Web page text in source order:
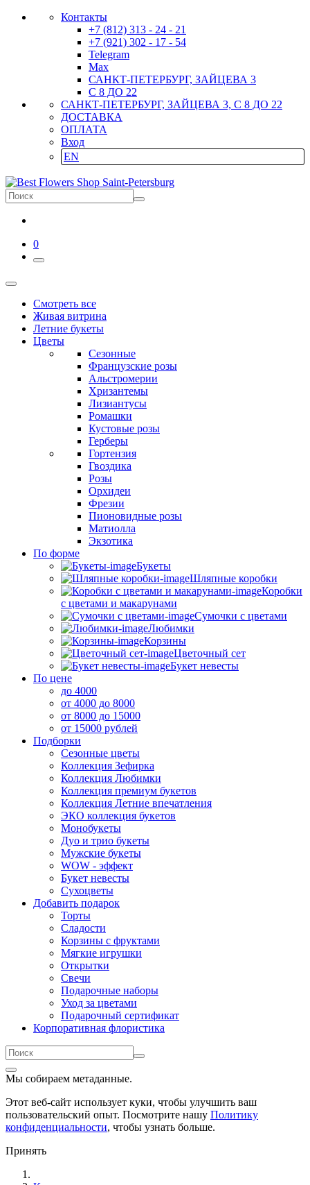
Контакты
+7 (812) 313 - 24 - 21
+7 (921) 302 - 17 - 54
Telegram
Max
САНКТ-ПЕТЕРБУРГ, ЗАЙЦЕВА 3
С 8 ДО 22
САНКТ-ПЕТЕРБУРГ, ЗАЙЦЕВА 3, С 8 ДО 22
ДОСТАВКА
ОПЛАТА
Вход
EN
0
Смотреть все
Живая витрина
Летние букеты
Цветы
Сезонные
Французские розы
Альстромерии
Хризантемы
Лизиантусы
Ромашки
Кустовые розы
Герберы
Гортензия
Гвоздика
Розы
Орхидеи
Фрезии
Пионовидные розы
Матиолла
Экзотика
По форме
Букеты
Шляпные коробки
Коробки
с цветами и макарунами
Сумочки с цветами
Любимки
Корзины
Цветочный сет
Букет невесты
По цене
до 4000
от 4000 до 8000
от 8000 до 15000
от 15000 рублей
Подборки
Сезонные цветы
Коллекция Зефирка
Коллекция Любимки
Коллекция премиум букетов
Коллекция Летние впечатления
ЭКО коллекция букетов
Монобукеты
Дуо и трио букеты
Мужские букеты
WOW - эффект
Букет невесты
Сухоцветы
Добавить подарок
Торты
Сладости
Корзины с фруктами
Мягкие игрушки
Открытки
Свечи
Подарочные наборы
Уход за цветами
Подарочный сертификат
Корпоративная флористика
Мы собираем метаданные.
Этот веб-сайт использует куки, чтобы улучшить ваш
пользовательский опыт. Посмотрите нашу Политику
конфиденциальности, чтобы узнать больше.
Принять